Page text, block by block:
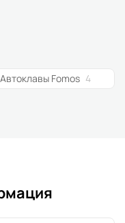
Автоклавы Fomos 4